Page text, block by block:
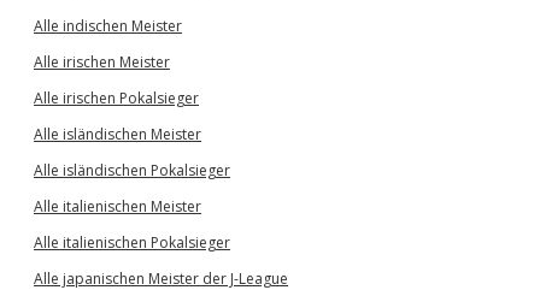
Alle indischen Meister
Alle irischen Meister
Alle irischen Pokalsieger
Alle isländischen Meister
Alle isländischen Pokalsieger
Alle italienischen Meister
Alle italienischen Pokalsieger
Alle japanischen Meister der J-League